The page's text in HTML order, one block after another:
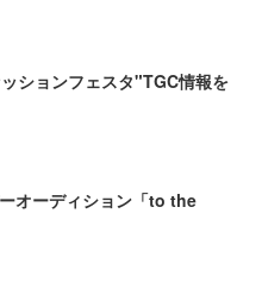
ションフェスタ"TGC情報を
オーディション「to the